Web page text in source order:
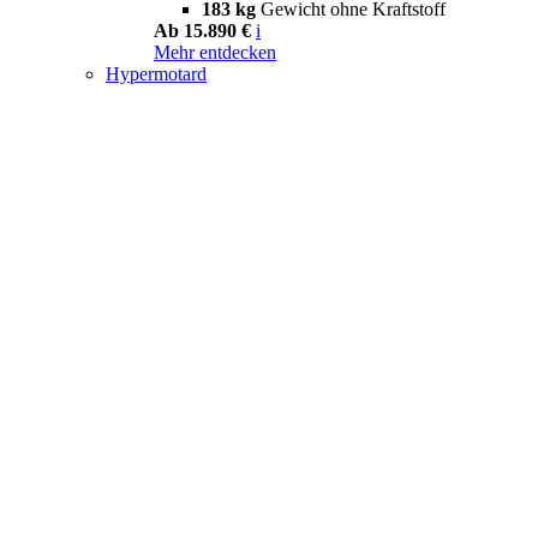
183 kg Gewicht ohne Kraftstoff
Ab 15.890 € i
Mehr entdecken
Hypermotard